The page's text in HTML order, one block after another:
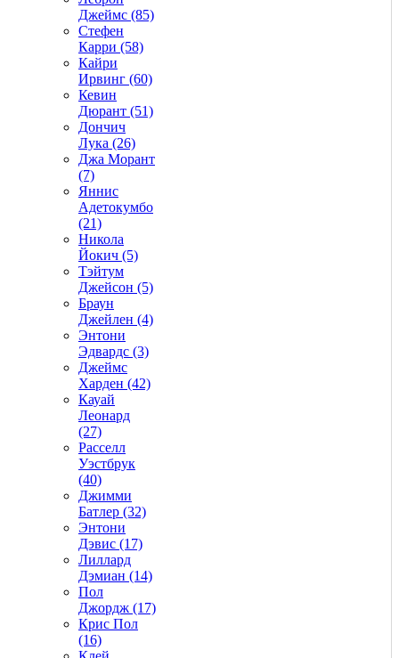
Джеймс (85)
Стефен
Карри (58)
Кайри
Ирвинг (60)
Кевин
Дюрант (51)
Дончич
Лука (26)
Джа Морант
(7)
Яннис
Адетокумбо
(21)
Никола
Йокич (5)
Тэйтум
Джейсон (5)
Браун
Джейлен (4)
Энтони
Эдвардс (3)
Джеймс
Харден (42)
Кауай
Леонард
(27)
Расселл
Уэстбрук
(40)
Джимми
Батлер (32)
Энтони
Дэвис (17)
Лиллард
Дэмиан (14)
Пол
Джордж (17)
Крис Пол
(16)